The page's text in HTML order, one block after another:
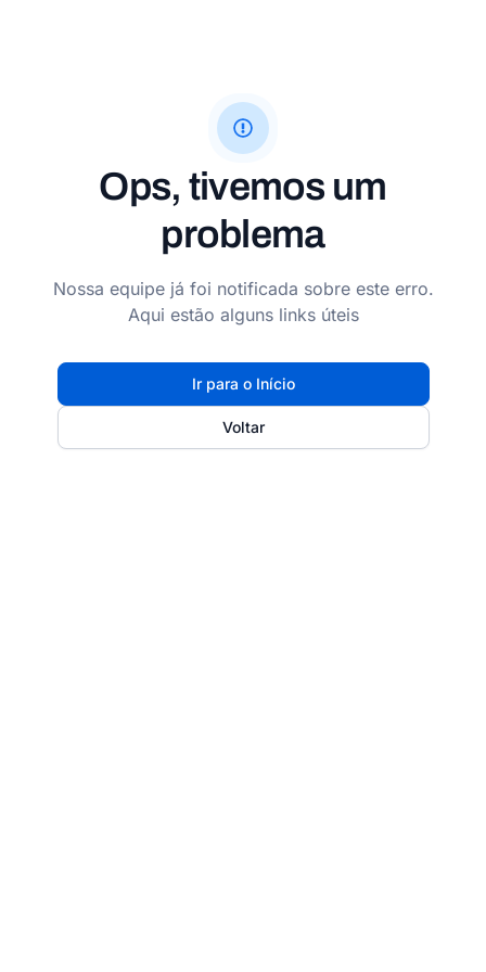
Ops, tivemos um
problema
Nossa equipe já foi notificada sobre este erro.
Aqui estão alguns links úteis
Ir para o Início
Voltar